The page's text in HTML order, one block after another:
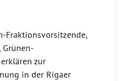
Fraktionsvorsitzende,
Grünen-
zur
in der Rigaer